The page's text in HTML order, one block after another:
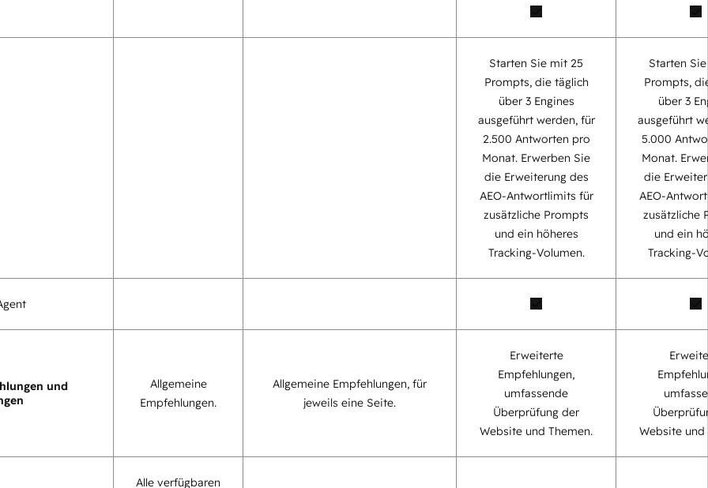
Starten Sie mit 25
Prompts, die täglich
über 3 Engines
ausgeführt werden, für
2.500 Antworten pro
Monat. Erwerben Sie
die Erweiterung des
AEO-Antwortlimits für
zusätzliche Prompts
und ein höheres
Tracking-Volumen.
Starten
Prompts,
über 3
ausgeführt
5.000
Monat.
die
AEO-
zusätzliche
und ein
Tracking-
und
Allgemeine
Empfehlungen.
Allgemeine Empfehlungen, für
jeweils eine Seite.
Erweiterte
Empfehlungen,
umfassende
Überprüfung der
Website und Themen.
Website und
Alle verfügbaren